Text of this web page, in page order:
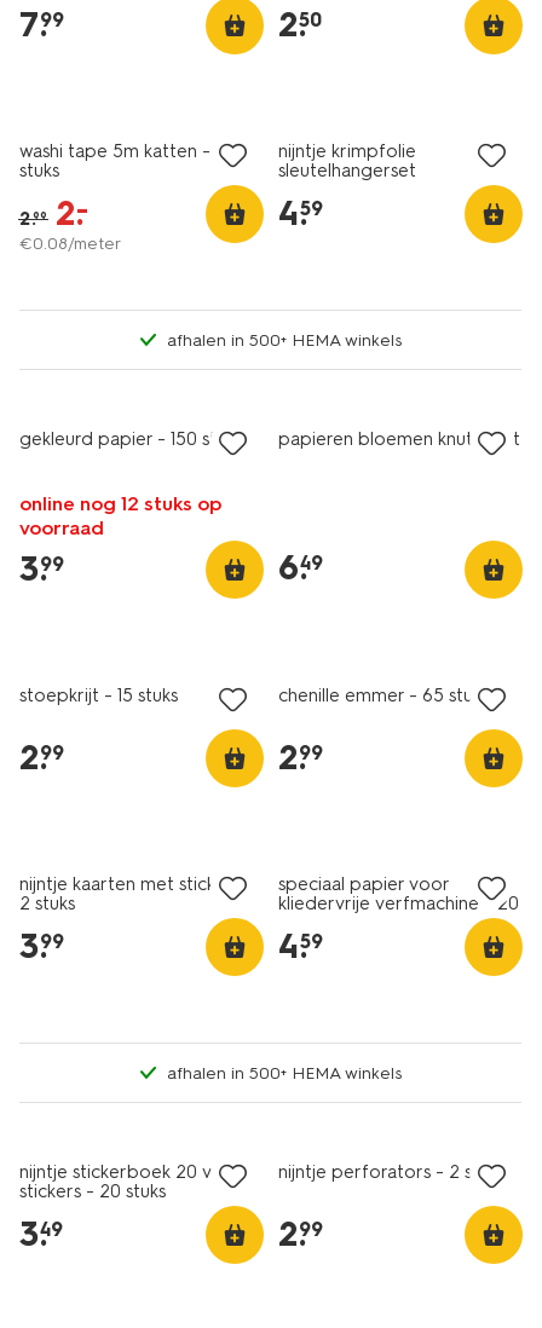
7.
99 2.
50
washi tape 5m katten - 4
stuks
2.99 2.
–
€0.08/meter
nijntje krimpfolie
sleutelhangerset
4.
59
afhalen in 500+ HEMA winkels
gekleurd papier - 150 stuks
online nog 12 stuks op
voorraad
3.
99
papieren bloemen knutselset
6.
49
stoepkrijt - 15 stuks
2.
99
chenille emmer - 65 stuks
2.
99
nijntje kaarten met stickers -
2 stuks
3.
99
speciaal papier voor
kliedervrije verfmachine - 20
4.
59
afhalen in 500+ HEMA winkels
nijntje stickerboek 20 vel
stickers - 20 stuks
3.
49
nijntje perforators - 2 stuks
2.
99